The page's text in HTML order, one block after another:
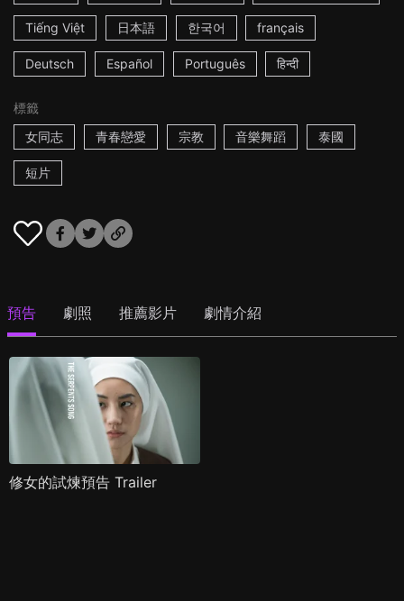
Tiếng Việt 日本語 한국어 français
Deutsch Español Português हिन्दी
標籤
女同志
青春戀愛 宗教 音樂舞蹈 泰國
短片
預告 劇照 推薦影片 劇情介紹
修女的試煉預告 Trailer